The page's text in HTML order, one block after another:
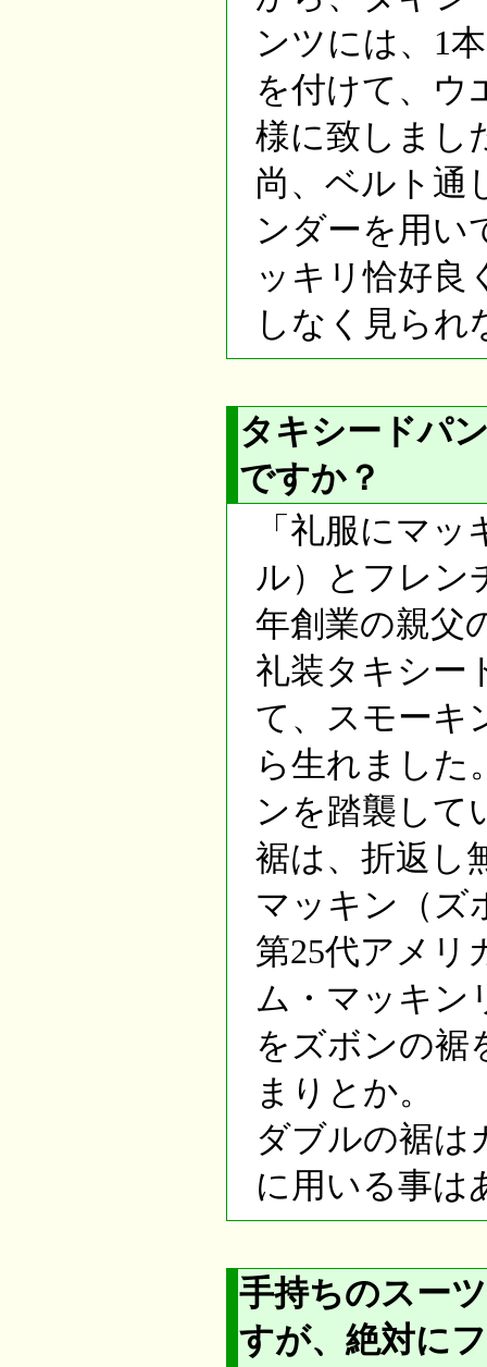
ンツには、1
を付けて、ウ
様に致しまし
尚、ベルト通
ンダーを用い
ッキリ恰好良
しなく見られ
タキシードパ
ですか？
「礼服にマ
ル）とフレン
年創業の親父
礼装タキシー
て、スモーキ
ら生れました
ンを踏襲して
裾は、折返し
マッキン（ズ
第25代アメリ
ム・マッキン
をズボンの裾
まりとか。
ダブルの裾は
に用いる事は
手持ちのスー
すが、絶対に